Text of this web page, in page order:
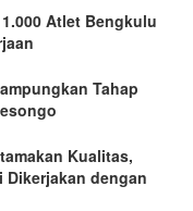
Atlet Bengkulu
Tahap
Kualitas,
dengan